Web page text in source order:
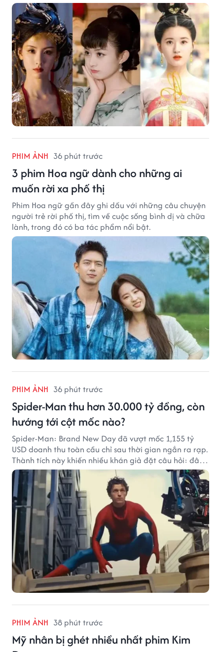
PHIM ẢNH 36 phút trước
3 phim Hoa ngữ dành cho những ai
muốn rời xa phố thị
Phim Hoa ngữ gần đây ghi dấu với những câu chuyện
người trẻ rời phố thị, tìm về cuộc sống bình dị và chữa
lành, trong đó có ba tác phẩm nổi bật.
PHIM ẢNH 36 phút trước
Spider-Man thu hơn 30.000 tỷ đồng, còn
hướng tới cột mốc nào?
Spider-Man: Brand New Day đã vượt mốc 1,155 tỷ
USD doanh thu toàn cầu chỉ sau thời gian ngắn ra rạp.
Thành tích này khiến nhiều khán giả đặt câu hỏi: đâu
sẽ là cột mốc tiếp theo của Người Nhện?
PHIM ẢNH 38 phút trước
Mỹ nhân bị ghét nhiều nhất phim Kim